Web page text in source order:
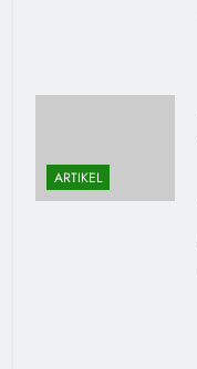
ARTIKEL